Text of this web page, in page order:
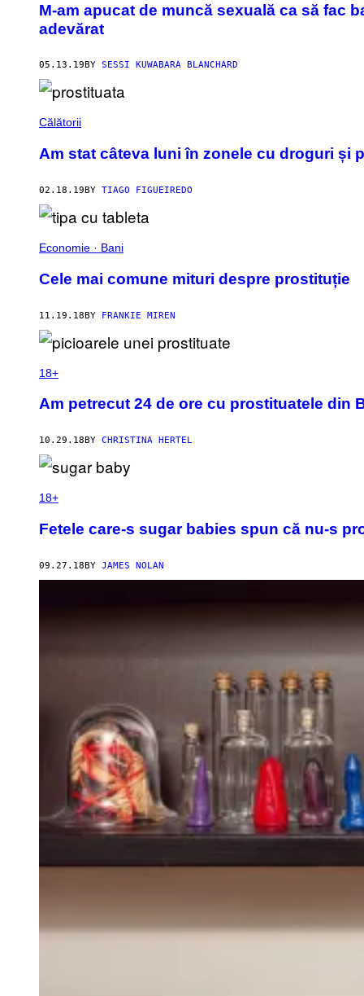
M-am apucat de muncă sexuală ca să fac
adevărat
05.13.19 BY SESSI KUWABARA BLANCHARD
Călătorii
Am stat câteva luni în zonele cu droguri și
02.18.19BY TIAGO FIGUEIREDO
Economie · Bani
Cele mai comune mituri despre prostituție
11.19.18BY FRANKIE MIREN
18+
Am petrecut 24 de ore cu prostituatele din
10.29.18BY CHRISTINA HERTEL
18+
Fetele care-s sugar babies spun că nu-s
09.27.18BY JAMES NOLAN